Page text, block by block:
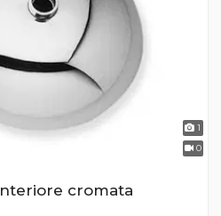
1
0
cromata